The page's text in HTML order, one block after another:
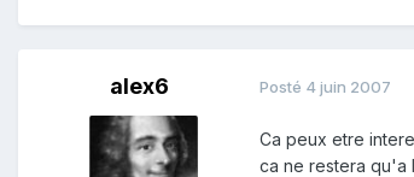
alex6 Posté 4 juin 2007
Ca peux etre
ca ne restera qu'a